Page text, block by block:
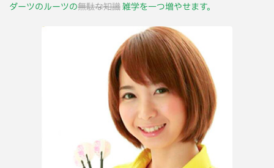
ダーツのルーツの無駄な知識雑学を一つ増やせます。